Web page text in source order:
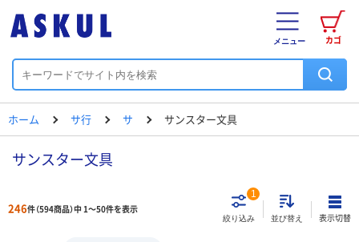
カゴ
メニュー
ホーム サ行 サ サンスター文具
サンスター文具
246件（594商品）中 1～50件を表示
絞り込み
1
並び替え 表示切替